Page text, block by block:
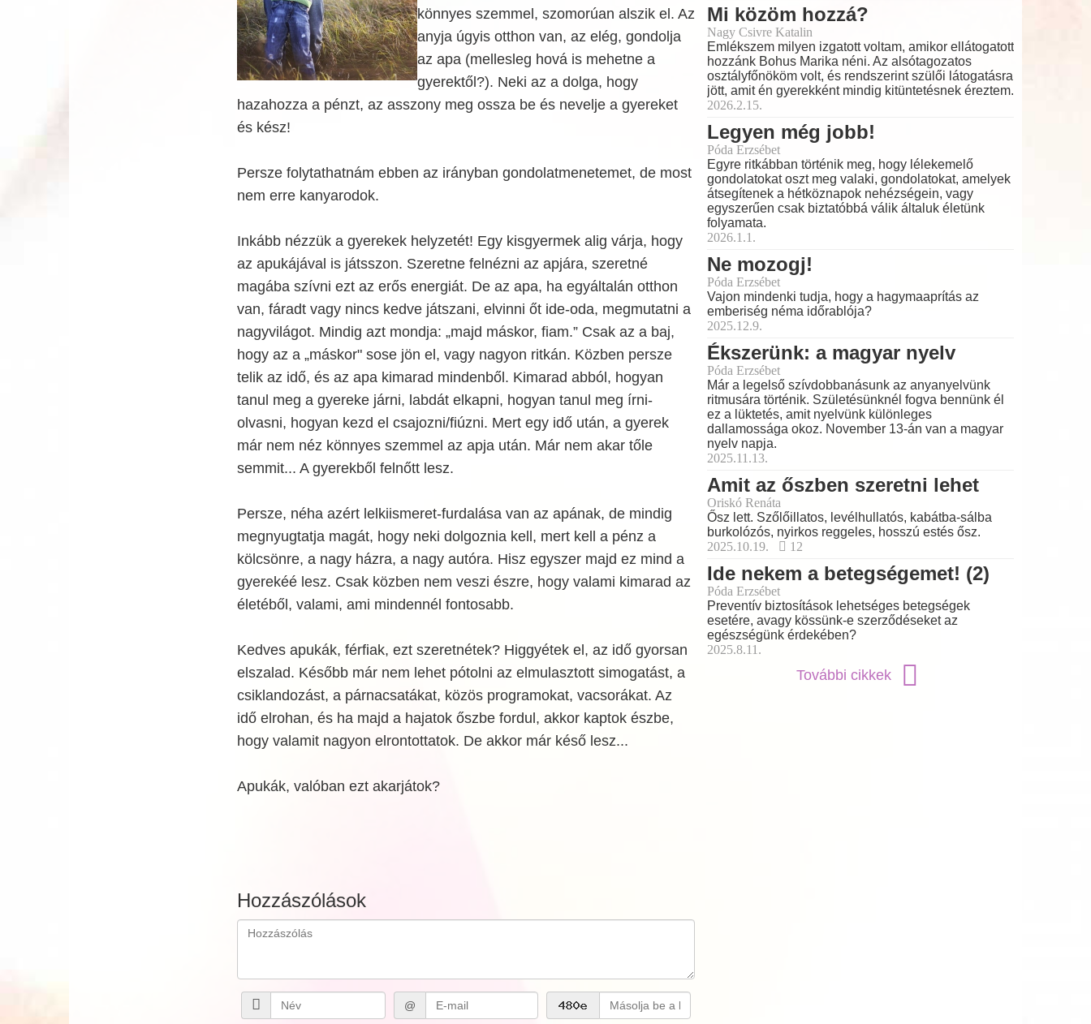
könnyes szemmel, szomorúan alszik el. Az
anyja úgyis otthon van, az elég, gondolja
az apa (mellesleg hová is mehetne a
gyerektől?). Neki az a dolga, hogy
hazahozza a pénzt, az asszony meg ossza be és nevelje a gyereket
és kész!
Persze folytathatnám ebben az irányban gondolatmenetemet, de most
nem erre kanyarodok.
Inkább nézzük a gyerekek helyzetét! Egy kisgyermek alig várja, hogy
az apukájával is játsszon. Szeretne felnézni az apjára, szeretné
magába szívni ezt az erős energiát. De az apa, ha egyáltalán otthon
van, fáradt vagy nincs kedve játszani, elvinni őt ide-oda, megmutatni a
nagyvilágot. Mindig azt mondja: „majd máskor, fiam.” Csak az a baj,
hogy az a „máskor" sose jön el, vagy nagyon ritkán. Közben persze
telik az idő, és az apa kimarad mindenből. Kimarad abból, hogyan
tanul meg a gyereke járni, labdát elkapni, hogyan tanul meg írni-
olvasni, hogyan kezd el csajozni/fiúzni. Mert egy idő után, a gyerek
már nem néz könnyes szemmel az apja után. Már nem akar tőle
semmit... A gyerekből felnőtt lesz.
Persze, néha azért lelkiismeret-furdalása van az apának, de mindig
megnyugtatja magát, hogy neki dolgoznia kell, mert kell a pénz a
kölcsönre, a nagy házra, a nagy autóra. Hisz egyszer majd ez mind a
gyerekéé lesz. Csak közben nem veszi észre, hogy valami kimarad az
életéből, valami, ami mindennél fontosabb.
Kedves apukák, férfiak, ezt szeretnétek? Higgyétek el, az idő gyorsan
elszalad. Később már nem lehet pótolni az elmulasztott simogatást, a
csiklandozást, a párnacsatákat, közös programokat, vacsorákat. Az
idő elrohan, és ha majd a hajatok őszbe fordul, akkor kaptok észbe,
hogy valamit nagyon elrontottatok. De akkor már késő lesz...
Apukák, valóban ezt akarjátok?
Hozzászólások
@
Mi közöm hozzá?
Nagy Csivre Katalin
Emlékszem milyen izgatott voltam, amikor ellátogatott
hozzánk Bohus Marika néni. Az alsótagozatos
osztályfőnököm volt, és rendszerint szülői látogatásra
jött, amit én gyerekként mindig kitüntetésnek éreztem.
2026.2.15.
Legyen még jobb!
Póda Erzsébet
Egyre ritkábban történik meg, hogy lélekemelő
gondolatokat oszt meg valaki, gondolatokat, amelyek
átsegítenek a hétköznapok nehézségein, vagy
egyszerűen csak biztatóbbá válik általuk életünk
folyamata.
2026.1.1.
Ne mozogj!
Póda Erzsébet
Vajon mindenki tudja, hogy a hagymaaprítás az
emberiség néma időrablója?
2025.12.9.
Ékszerünk: a magyar nyelv
Póda Erzsébet
Már a legelső szívdobbanásunk az anyanyelvünk
ritmusára történik. Születésünknél fogva bennünk él
ez a lüktetés, amit nyelvünk különleges
dallamossága okoz. November 13-án van a magyar
nyelv napja.
2025.11.13.
Amit az őszben szeretni lehet
Oriskó Renáta
Ősz lett. Szőlőillatos, levélhullatós, kabátba-sálba
burkolózós, nyirkos reggeles, hosszú estés ősz.
2025.10.19.
12
Ide nekem a betegségemet! (2)
Póda Erzsébet
Preventív biztosítások lehetséges betegségek
esetére, avagy kössünk-e szerződéseket az
egészségünk érdekében?
2025.8.11.
További cikkek